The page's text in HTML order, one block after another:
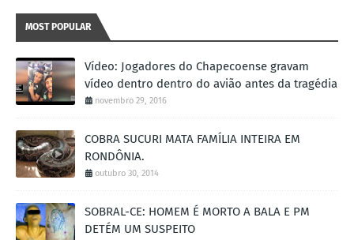
MOST POPULAR
Vídeo: Jogadores do Chapecoense gravam
vídeo dentro dentro do avião antes da tragédia
novembro 29, 2016
COBRA SUCURI MATA FAMÍLIA INTEIRA EM
RONDÔNIA.
outubro 30, 2014
SOBRAL-CE: HOMEM É MORTO A BALA E PM
DETÉM UM SUSPEITO